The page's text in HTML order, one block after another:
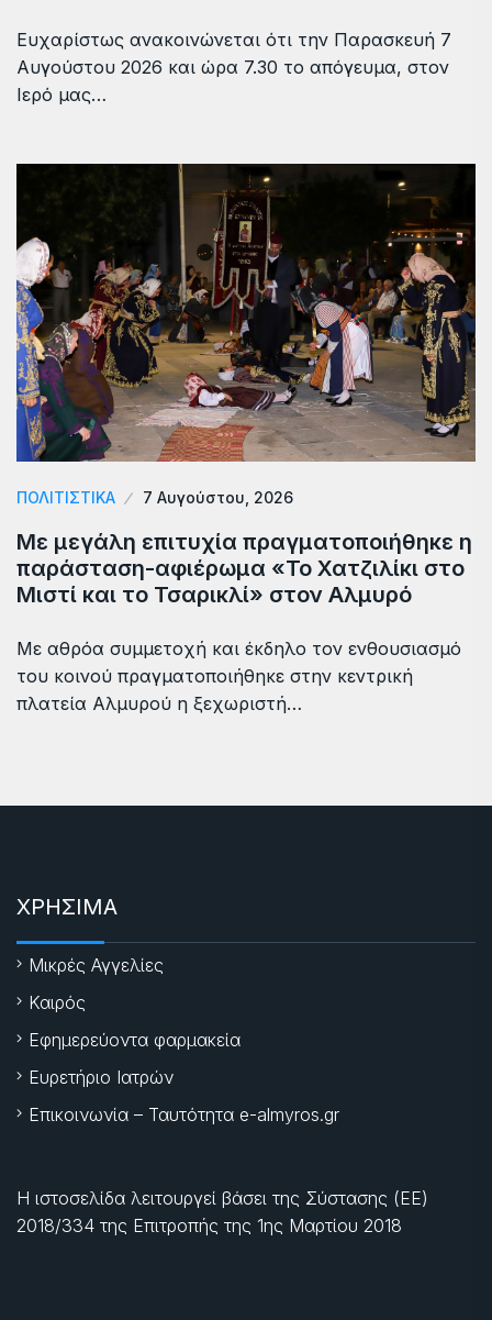
Ευχαρίστως ανακοινώνεται ότι την Παρασκευή 7
Αυγούστου 2026 και ώρα 7.30 το απόγευμα, στον
Ιερό μας…
ΠΟΛΙΤΙΣΤΙΚΑ 7 Αυγούστου, 2026
Με μεγάλη επιτυχία πραγματοποιήθηκε η
παράσταση-αφιέρωμα «Το Χατζιλίκι στο
Μιστί και το Τσαρικλί» στον Αλμυρό
Με αθρόα συμμετοχή και έκδηλο τον ενθουσιασμό
του κοινού πραγματοποιήθηκε στην κεντρική
πλατεία Αλμυρού η ξεχωριστή…
ΧΡΗΣΙΜΑ
Μικρές Αγγελίες
Καιρός
Εφημερεύοντα φαρμακεία
Ευρετήριο Ιατρών
Επικοινωνία – Ταυτότητα e-almyros.gr
Η ιστοσελίδα λειτουργεί βάσει της Σύστασης (ΕΕ)
2018/334 της Επιτροπής της 1ης Μαρτίου 2018